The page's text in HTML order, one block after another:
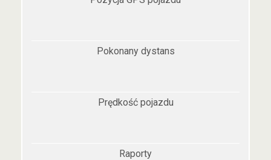
Pokonany dystans
Prędkość pojazdu
Raporty